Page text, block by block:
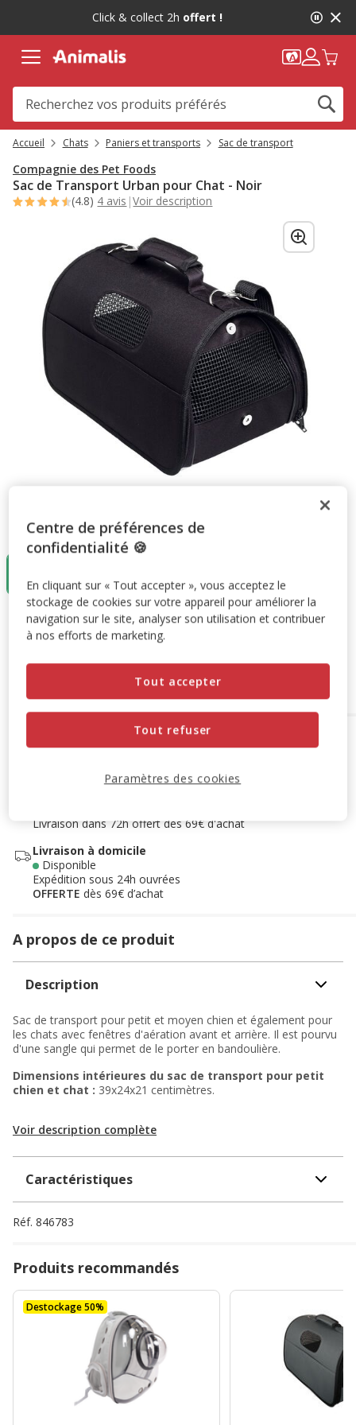
message,
Click & collect 2h offert !
Accueil Chats Paniers et transports Sac de transport
Compagnie des Pet Foods
Sac de Transport Urban pour Chat - Noir
(4.8) 4 avis |Voir description
Taille:1 unité
26.99€
Prix 26.99€
26.99€
Ajouter au panier
Options de livraison
Livraison dans 72h offert dès 69€ d'achat
Livraison à domicile
Disponible
Expédition sous 24h ouvrées
OFFERTE dès 69€ d’achat
A propos de ce produit
Description
Sac de transport pour petit et moyen chien et également pour
les chats avec fenêtres d'aération avant et arrière. Il est pourvu
d'une sangle qui permet de le porter en bandoulière.
Dimensions intérieures du sac de transport pour petit
chien et chat : 39x24x21 centimètres.
Voir description complète
Caractéristiques
Réf. 846783
Produits recommandés
Destockage 50%
Centre de préférences de
confidentialité 🍪
En cliquant sur « Tout accepter », vous acceptez le
stockage de cookies sur votre appareil pour améliorer la
navigation sur le site, analyser son utilisation et contribuer
à nos efforts de marketing.
Tout refuser
Tout accepter
Paramètres des cookies